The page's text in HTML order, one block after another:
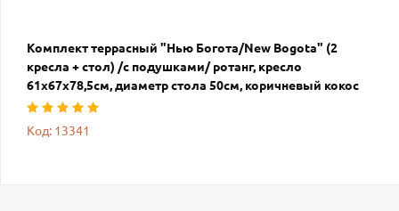
Комплект террасный "Нью Богота/New Bogota" (2
кресла + стол) /с подушками/ ротанг, кресло
61х67х78,5см, диаметр стола 50см, коричневый кокос
Код: 13341